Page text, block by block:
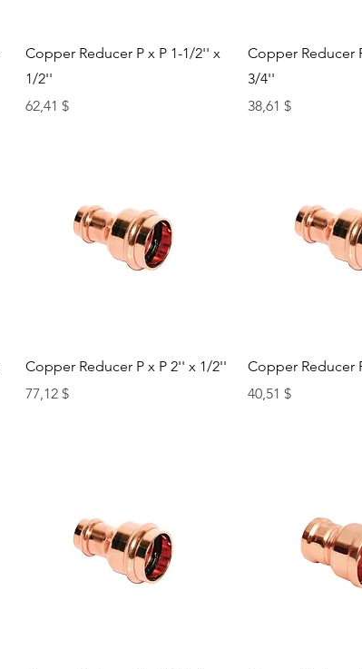
Быстрый просмотр
Copper Reducer P x P 1-1/2'' x
1/2''
Цена
62,41 $
Быстрый
Copper Reducer
3/4''
Цена
38,61 $
Быстрый просмотр
Copper Reducer P x P 2'' x 1/2''
Цена
77,12 $
Быстрый
Copper Reducer
Цена
40,51 $